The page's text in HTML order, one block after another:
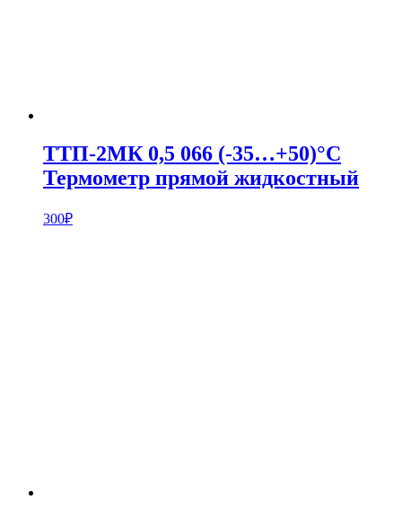
ТТП-2МК 0,5 066 (-35…+50)°С
Термометр прямой жидкостный
300₽